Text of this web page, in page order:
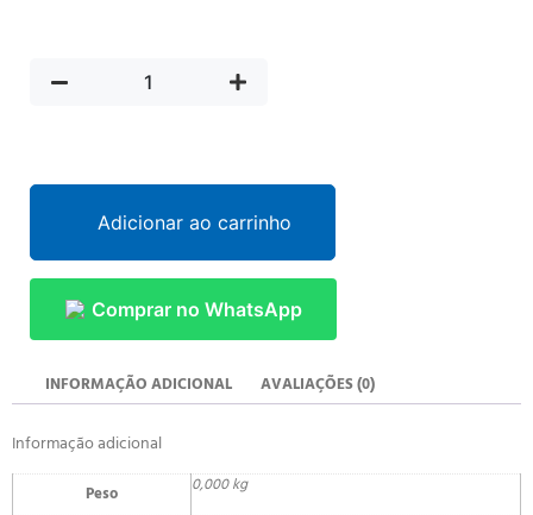
Adicionar ao carrinho
Comprar no WhatsApp
INFORMAÇÃO ADICIONAL AVALIAÇÕES (0)
Informação adicional
Peso 0,000 kg